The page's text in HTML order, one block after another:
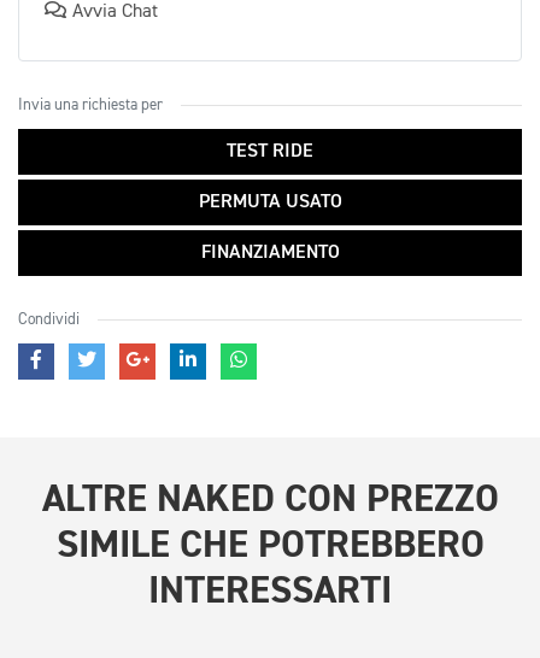
Avvia Chat
Invia una richiesta per
TEST RIDE
PERMUTA USATO
FINANZIAMENTO
Condividi
ALTRE NAKED CON PREZZO
SIMILE CHE POTREBBERO
INTERESSARTI